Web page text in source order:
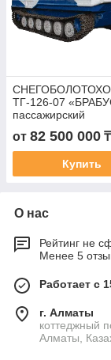
ТГ-126-07
пассажирский
от 82 500 000 ₸
Купить
О нас
Рейтинг не
Менее 5
Работает с
г. Алматы
коттеджный
Алматы,